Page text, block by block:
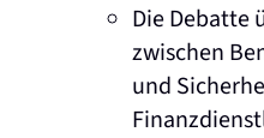
Die Debatte
zwischen
und